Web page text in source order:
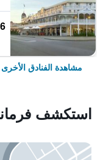
مشاهدة الفنادق
استكشف